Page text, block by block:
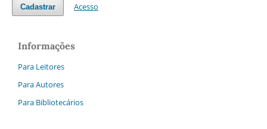
Cadastrar Acesso
Informações
Para Leitores
Para Autores
Para Bibliotecários